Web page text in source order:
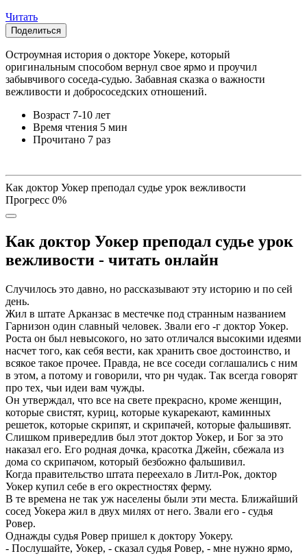
Читать
Поделиться
Остроумная история о докторе Уокере, который
оригинальным способом вернул свое ярмо и проучил
забывчивого соседа-судью. Забавная сказка о важности
вежливости и добрососедских отношений.
Возраст 7-10 лет
Время чтения 5 мин
Прочитано 7 раз
Как доктор Уокер преподал судье урок вежливости
Прогресс 0%
Как доктор Уокер преподал судье урок
вежливости - читать онлайн
Случилось это давно, но рассказывают эту историю и по сей
день.
Жил в штате Арканзас в местечке под странным названием
Гарнизон один славный человек. Звали его -г доктор Уокер.
Роста он был невысокого, но зато отличался высокими идеями
насчет того, как себя вести, как хранить свое достоинство, и
всякое такое прочее. Правда, не все соседи соглашались с ним
в этом, а потому и говорили, что рн чудак. Так всегда говорят
про тех, чьи идеи вам чужды.
Он утверждал, что все на свете прекрасно, кроме женщин,
которые свистят, куриц, которые кукарекают, каминных
решеток, которые скрипят, и скрипачей, которые фальшивят.
Слишком привередлив был этот доктор Уокер, и Бог за это
наказал его. Его родная дочка, красотка Джейн, сбежала из
дома со скрипачом, который безбожно фальшивил.
Когда правительство штата переехало в Литл-Рок, доктор
Уокер купил себе в его окрестностях ферму.
В те времена не так уж населены были эти места. Ближайший
сосед Уокера жил в двух милях от него. Звали его - судья
Ровер.
Однажды судья Ровер пришел к доктору Уокеру.
- Послушайте, Уокер, - сказал судья Ровер, - мне нужно ярмо,